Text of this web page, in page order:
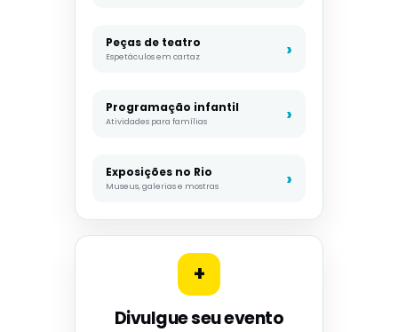
Peças de teatro
Espetáculos em cartaz
Programação infantil
Atividades para famílias
Exposições no Rio
Museus, galerias e mostras
+
Divulgue seu evento